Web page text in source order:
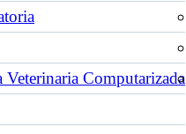
Computarizada